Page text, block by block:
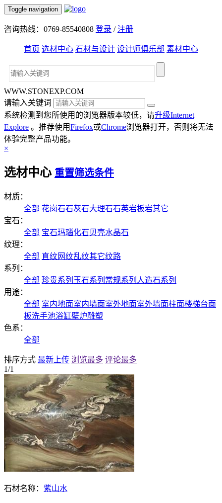
Toggle navigation
咨询热线：0769-85540808 登录 /注册
首页 选材中心 石材与设计 设计师俱乐部 素材中心
WWW.STONEXP.COM
请输入关键词
系统检测到您所使用的浏览器版本较低，请升级Internet
Explore 。推荐使用Firefox或Chrome浏览器打开，否则将无法
体验完整产品功能。
×
选材中心 重置筛选条件
材质：
全部 花岗石石灰石大理石石英岩板岩其它
宝石：
全部 宝石玛瑙化石贝壳水晶石
纹理：
全部 直纹网纹乱纹其它纹路
系列：
全部 珍贵系列 玉石系列 常规系列 人造石系列
用途：
全部 室内地面室内墙面室外地面室外墙面柱面楼梯台面
板洗手池浴缸壁炉雕塑
色系：
全部
排序方式 最新上传 浏览最多 评论最多
1/1
石材名称： 紫山水